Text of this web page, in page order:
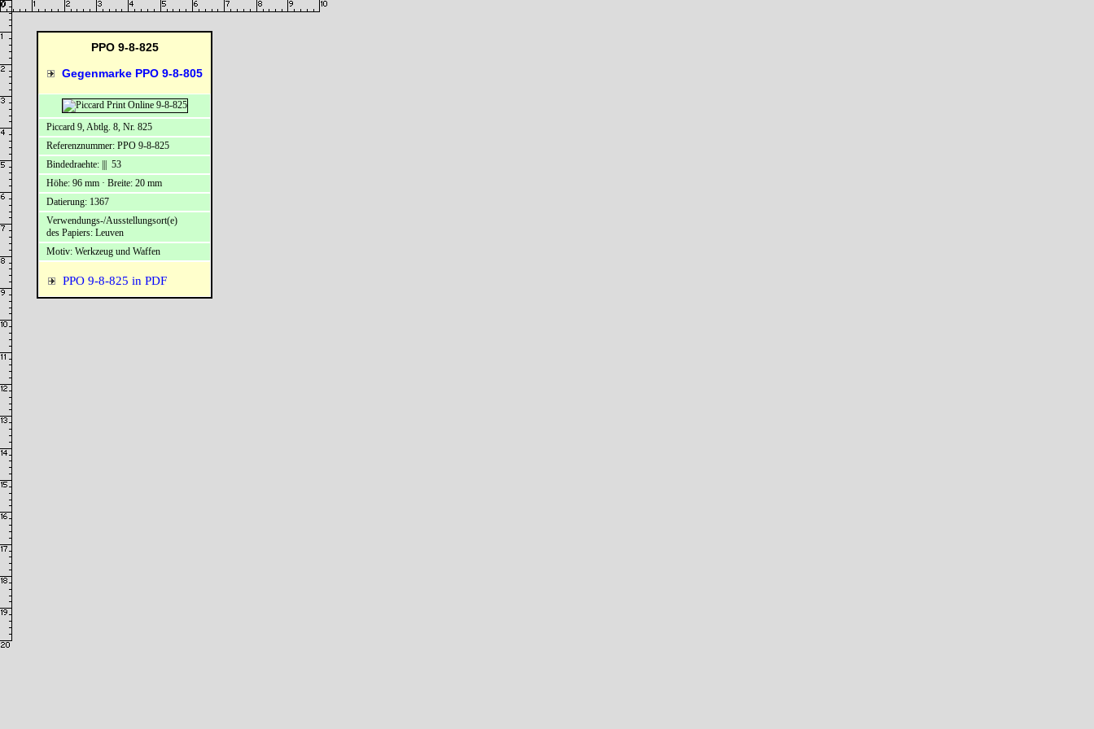
PPO 9-8-825
Gegenmarke PPO 9-8-805
PPO 9-8-825 in PDF
Piccard 9, Abtlg. 8, Nr. 825
Referenznummer: PPO 9-8-825
Bindedraehte: ||| 53
Höhe: 96 mm · Breite: 20 mm
Datierung: 1367
Verwendungs-/Ausstellungsort(e)
des Papiers: Leuven
Motiv: Werkzeug und Waffen